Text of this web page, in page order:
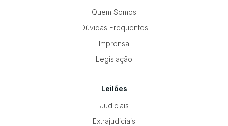
Quem Somos
Dúvidas Frequentes
Imprensa
Legislação
Leilões
Judiciais
Extrajudiciais